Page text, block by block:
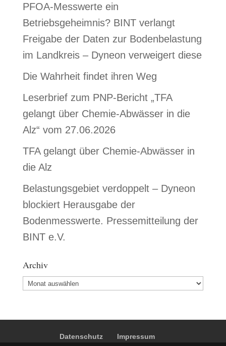
PFOA-Messwerte ein
Betriebsgeheimnis? BINT verlangt
Freigabe der Daten zur Bodenbelastung
im Landkreis – Dyneon verweigert diese
Die Wahrheit findet ihren Weg
Leserbrief zum PNP-Bericht „TFA
gelangt über Chemie-Abwässer in die
Alz“ vom 27.06.2026
TFA gelangt über Chemie-Abwässer in
die Alz
Belastungsgebiet verdoppelt – Dyneon
blockiert Herausgabe der
Bodenmesswerte. Pressemitteilung der
BINT e.V.
Archiv
Archiv
Datenschutz Impressum